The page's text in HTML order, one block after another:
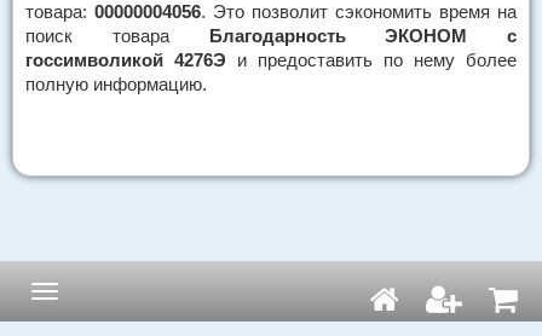
товара: 00000004056. Это позволит сэкономить время на
поиск товара Благодарность ЭКОНОМ с
госсимволикой 4276Э и предоставить по нему более
полную информацию.
Навигация